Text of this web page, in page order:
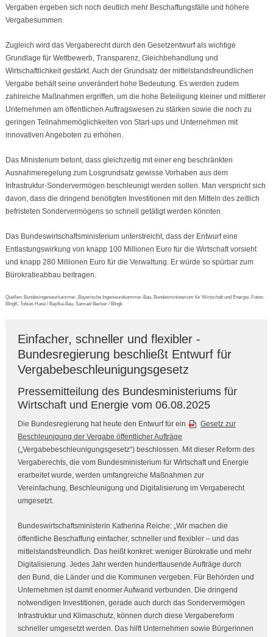
Vergaben ergeben sich noch deutlich mehr Beschaffungsfälle und höhere
Vergabesummen.
Zugleich wird das Vergaberecht durch den Gesetzentwurf als wichtige
Grundlage für Wettbewerb, Transparenz, Gleichbehandlung und
Wirtschaftlichkeit gestärkt. Auch der Grundsatz der mittelstandsfreundlichen
Vergabe behält seine unverändert hohe Bedeutung. Es werden zudem
zahlreiche Maßnahmen ergriffen, um die hohe Beteiligung kleiner und mittlerer
Unternehmen am öffentlichen Auftragswesen zu stärken sowie die noch zu
geringen Teilnahmemöglichkeiten von Start-ups und Unternehmen mit
innovativen Angeboten zu erhöhen.
Das Ministerium betont, dass gleichzeitig mit einer eng beschränkten
Ausnahmeregelung zum Losgrundsatz gewisse Vorhaben aus dem
Infrastruktur-Sondervermögen beschleunigt werden sollen. Man verspricht sich
davon, dass die dringend benötigten Investitionen mit den Mitteln des zeitlich
befristeten Sondervermögens so schnell getätigt werden könnten.
Das Bundeswirtschaftsministerium unterstreicht, dass der Entwurf eine
Entlastungswirkung von knapp 100 Millionen Euro für die Wirtschaft vorsieht
und knapp 280 Millionen Euro für die Verwaltung. Er würde so spürbar zum
Bürokratieabbau beitragen.
Quellen: Bundesingenieurkammer, Bayerische Ingenieurekammer-Bau, Bundesministerium für Wirtschaft und Energie, Fotos:
BIngK, Tobias Hase / BayIka-Bau, Samuel Becker / BIngk
Einfacher, schneller und flexibler -
Bundesregierung beschließt Entwurf für
Vergabebeschleunigungsgesetz
Pressemitteilung des Bundesministeriums für
Wirtschaft und Energie vom 06.08.2025
Die Bundesregierung hat heute den Entwurf für ein
Gesetz zur
Beschleunigung der Vergabe öffentlicher Aufträge
(„Vergabebeschleunigungsgesetz“) beschlossen. Mit dieser Reform des
Vergaberechts, die vom Bundesministerium für Wirtschaft und Energie
erarbeitet wurde, werden umfangreiche Maßnahmen zur
Vereinfachung, Beschleunigung und Digitalisierung im Vergaberecht
umgesetzt.
Bundeswirtschaftsministerin Katherina Reiche: „Wir machen die
öffentliche Beschaffung einfacher, schneller und flexibler – und das
mittelstandsfreundlich. Das heißt konkret: weniger Bürokratie und mehr
Digitalisierung. Jedes Jahr werden hunderttausende Aufträge durch
den Bund, die Länder und die Kommunen vergeben. Für Behörden und
Unternehmen ist damit enormer Aufwand verbunden. Die dringend
notwendigen Investitionen, gerade auch durch das Sondervermögen
Infrastruktur und Klimaschutz, können durch diese Vergabereform
schneller umgesetzt werden. Das hilft Unternehmen sowie Bürgerinnen